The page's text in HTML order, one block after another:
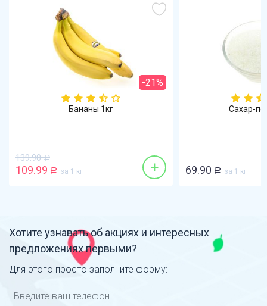
-21%
Бананы 1кг
139.90 Р
109.99 Р за 1 кг +
Сахар-
69.90 Р за 1 кг
Хотите узнавать об акциях и интересных
предложениях первыми?
Для этого просто заполните форму: